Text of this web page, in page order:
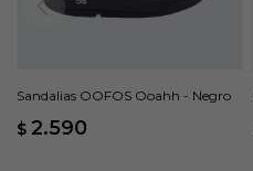
Sandalias OOFOS Ooahh - Negro
$ 2.590